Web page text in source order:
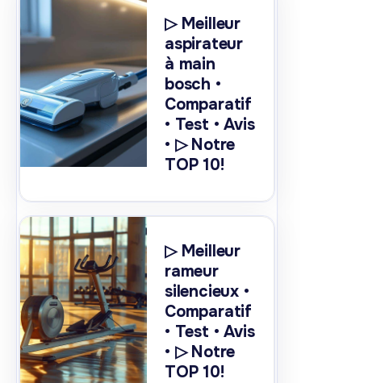
▷ Meilleur
aspirateur
à main
bosch •
Comparatif
• Test • Avis
• ▷ Notre
TOP 10!
▷ Meilleur
rameur
silencieux •
Comparatif
• Test • Avis
• ▷ Notre
TOP 10!